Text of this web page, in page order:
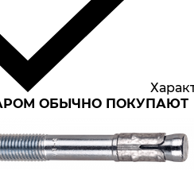
ОБЫЧНО ПОКУПАЮТ